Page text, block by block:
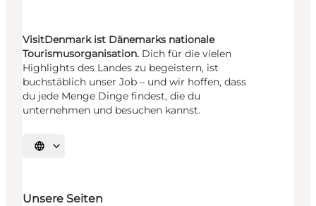
VisitDenmark ist Dänemarks nationale
Tourismusorganisation. Dich für die vielen
Highlights des Landes zu begeistern, ist
buchstäblich unser Job – und wir hoffen, dass
du jede Menge Dinge findest, die du
unternehmen und besuchen kannst.
Sprache auswählen
Unsere Seiten